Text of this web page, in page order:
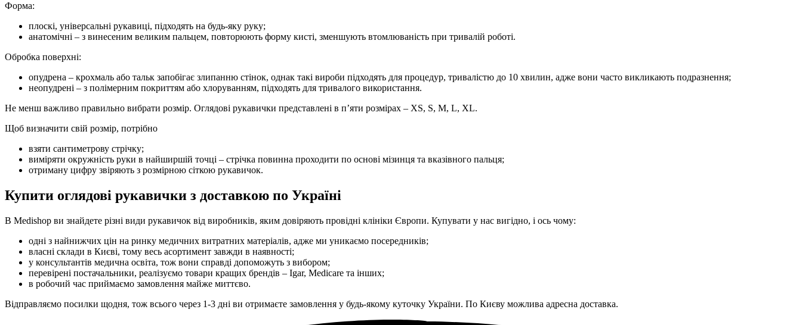
Форма:
плоскі, універсальні рукавиці, підходять на будь-яку руку;
анатомічні – з винесеним великим пальцем, повторюють форму кисті, зменшують втомлюваність при тривалій роботі.
Обробка поверхні:
опудрена – крохмаль або тальк запобігає злипанню стінок, однак такі вироби підходять для процедур, тривалістю до 10 хвилин, адже вони часто викликають подразнення;
неопудрені – з полімерним покриттям або хлоруванням, підходять для тривалого використання.
Не менш важливо правильно вибрати розмір. Оглядові рукавички представлені в п’яти розмірах – XS, S, M, L, XL.
Щоб визначити свій розмір, потрібно
взяти сантиметрову стрічку;
виміряти окружність руки в найширшій точці – стрічка повинна проходити по основі мізинця та вказівного пальця;
отриману цифру звіряють з розмірною сіткою рукавичок.
Купити оглядові рукавички з доставкою по Україні
В Medishop ви знайдете різні види рукавичок від виробників, яким довіряють провідні клініки Європи. Купувати у нас вигідно, і ось чому:
одні з найнижчих цін на ринку медичних витратних матеріалів, адже ми уникаємо посередників;
власні склади в Києві, тому весь асортимент завжди в наявності;
у консультантів медична освіта, тож вони справді допоможуть з вибором;
перевірені постачальники, реалізуємо товари кращих брендів – Igar, Medicare та інших;
в робочий час приймаємо замовлення майже миттєво.
Відправляємо посилки щодня, тож всього через 1-3 дні ви отримаєте замовлення у будь-якому куточку України. По Києву можлива адресна доставка.